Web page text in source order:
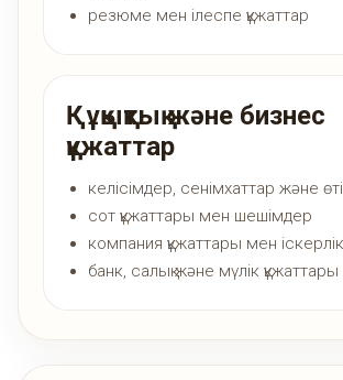
резюме мен ілеспе құжаттар
Құқықтық және бизнес
құжаттар
келісімдер, сенімхаттар және
сот құжаттары мен шешімдер
компания құжаттары мен
банк, салық және мүлік құжаттары